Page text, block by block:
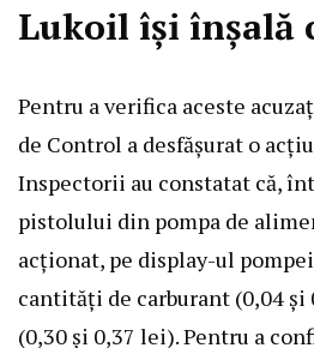
Lukoil își înșală
Pentru a verifica aceste
de Control a desfășurat o
Inspectorii au constatat că,
pistolului din pompa de
acționat, pe display-ul
cantități de carburant (0,04
(0,30 și 0,37 lei). Pentru a